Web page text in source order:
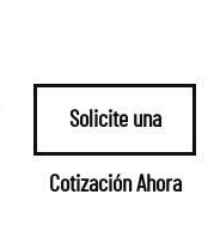
Solicite una
Cotización Ahora